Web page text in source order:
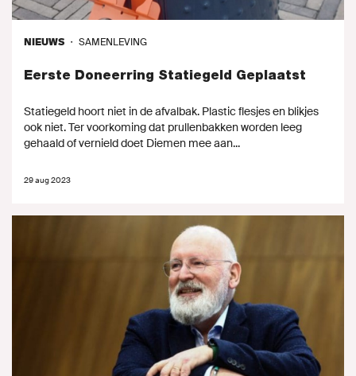
NIEUWS ・ SAMENLEVING
Eerste Doneerring Statiegeld Geplaatst
Statiegeld hoort niet in de afvalbak. Plastic flesjes en blikjes
ook niet. Ter voorkoming dat prullenbakken worden leeg
gehaald of vernield doet Diemen mee aan...
29 aug 2023